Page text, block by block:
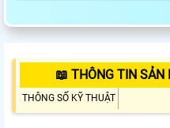
📖 THÔNG TIN SẢN
THÔNG SỐ KỸ THUẬT